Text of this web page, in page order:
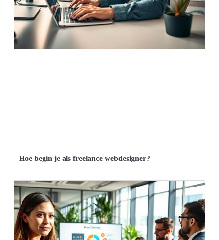
Hoe begin je als freelance webdesigner?